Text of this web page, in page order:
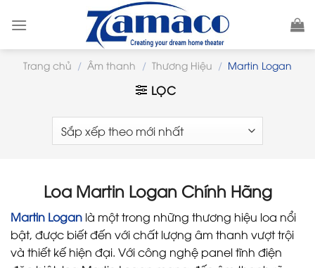
Trang chủ / Âm thanh / Thương Hiệu / Martin Logan
LỌC
Loa Martin Logan Chính Hãng
Martin Logan là một trong những thương hiệu loa nổi
bật, được biết đến với chất lượng âm thanh vượt trội
và thiết kế hiện đại. Với công nghệ panel tĩnh điện